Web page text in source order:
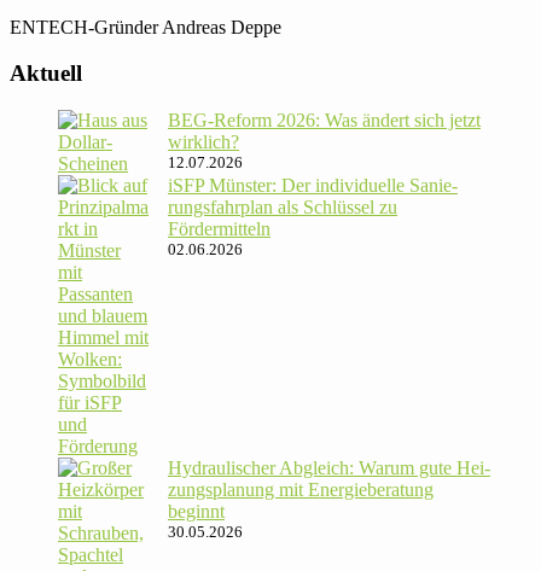
ENTECH-Gründer Andreas Deppe
Aktuell
BEG-Reform 2026: Was ändert sich jetzt
wirklich?
12.07.2026
iSFP Münster: Der indi­vi­du­elle Sanie­
rungs­fahr­plan als Schlüssel zu
Fördermitteln
02.06.2026
Hydrau­li­scher Abgleich: Warum gute Hei­
zungs­pla­nung mit Energie­beratung
beginnt
30.05.2026